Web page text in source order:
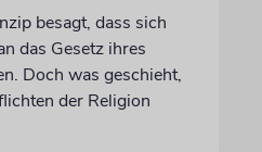
besagt, dass sich
das Gesetz ihres
Doch was geschieht,
der Religion